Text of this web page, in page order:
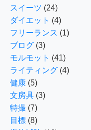
スイーツ (24)
ダイエット (4)
フリーランス (1)
ブログ (3)
モルモット (41)
ライティング (4)
健康 (5)
文房具 (3)
特撮 (7)
目標 (8)